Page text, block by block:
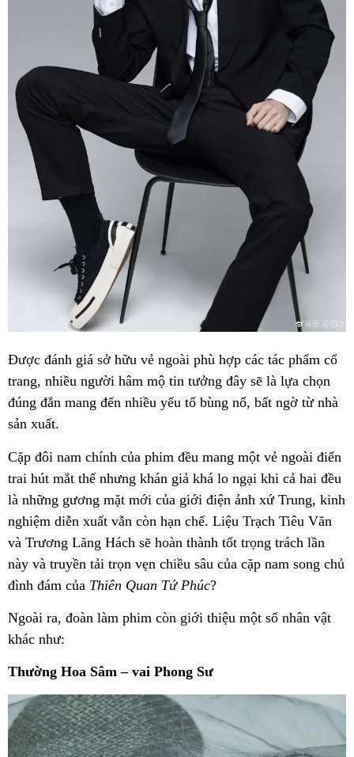
Được đánh giá sở hữu vẻ ngoài phù hợp các tác phẩm cổ
trang, nhiều người hâm mộ tin tưởng đây sẽ là lựa chọn
đúng đắn mang đến nhiều yếu tố bùng nổ, bất ngờ từ nhà
sản xuất.
Cặp đôi nam chính của phim đều mang một vẻ ngoài điển
trai hút mắt thế nhưng khán giả khá lo ngại khi cả hai đều
là những gương mặt mới của giới điện ảnh xứ Trung, kinh
nghiệm diễn xuất vẫn còn hạn chế. Liệu Trạch Tiêu Văn
và Trương Lăng Hách sẽ hoàn thành tốt trọng trách lần
này và truyền tải trọn vẹn chiều sâu của cặp nam song chủ
đình đám của Thiên Quan Tứ Phúc?
Ngoài ra, đoàn làm phim còn giới thiệu một số nhân vật
khác như:
Thường Hoa Sâm – vai Phong Sư